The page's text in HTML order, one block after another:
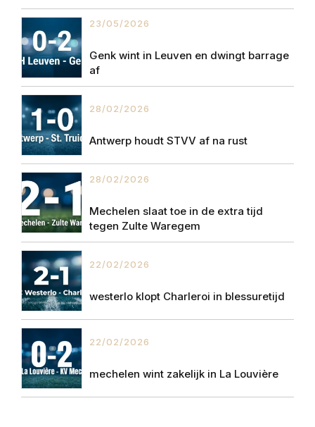
23/05/2026
Genk wint in Leuven en dwingt barrage
af
28/02/2026
Antwerp houdt STVV af na rust
28/02/2026
Mechelen slaat toe in de extra tijd
tegen Zulte Waregem
22/02/2026
westerlo klopt Charleroi in blessuretijd
22/02/2026
mechelen wint zakelijk in La Louvière